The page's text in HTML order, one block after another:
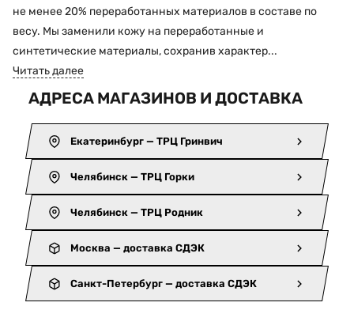
не менее 20% переработанных материалов в составе по
весу. Мы заменили кожу на переработанные и
синтетические материалы, сохранив характер...
Читать далее
АДРЕСА МАГАЗИНОВ И ДОСТАВКА
Екатеринбург — ТРЦ Гринвич
Челябинск — ТРЦ Горки
Челябинск — ТРЦ Родник
Москва — доставка СДЭК
Санкт-Петербург — доставка СДЭК